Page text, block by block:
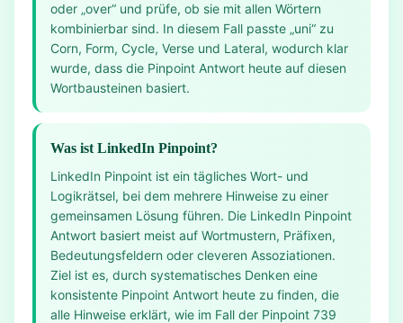
oder „over“ und prüfe, ob sie mit allen Wörtern
kombinierbar sind. In diesem Fall passte „uni“ zu
Corn, Form, Cycle, Verse und Lateral, wodurch klar
wurde, dass die Pinpoint Antwort heute auf diesen
Wortbausteinen basiert.
Was ist LinkedIn Pinpoint?
LinkedIn Pinpoint ist ein tägliches Wort- und
Logikrätsel, bei dem mehrere Hinweise zu einer
gemeinsamen Lösung führen. Die LinkedIn Pinpoint
Antwort basiert meist auf Wortmustern, Präfixen,
Bedeutungsfeldern oder cleveren Assoziationen.
Ziel ist es, durch systematisches Denken eine
konsistente Pinpoint Antwort heute zu finden, die
alle Hinweise erklärt, wie im Fall der Pinpoint 739